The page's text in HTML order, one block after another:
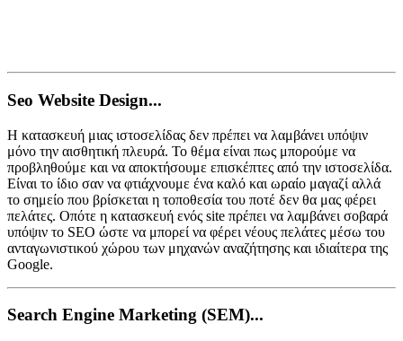
Seo Website Design...
Η κατασκευή μιας ιστοσελίδας δεν πρέπει να λαμβάνει υπόψιν
μόνο την αισθητική πλευρά. Το θέμα είναι πως μπορούμε να
προβληθούμε και να αποκτήσουμε επισκέπτες από την ιστοσελίδα.
Είναι το ίδιο σαν να φτιάχνουμε ένα καλό και ωραίο μαγαζί αλλά
το σημείο που βρίσκεται η τοποθεσία του ποτέ δεν θα μας φέρει
πελάτες. Οπότε η κατασκευή ενός site πρέπει να λαμβάνει σοβαρά
υπόψιν το SEO ώστε να μπορεί να φέρει νέους πελάτες μέσω του
ανταγωνιστικού χώρου των μηχανών αναζήτησης και ιδιαίτερα της
Google.
Search Engine Marketing (SEM)...